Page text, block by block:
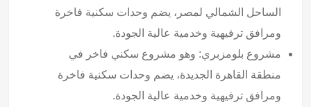
الساحل الشمالي لمصر، يضم وحدات سكنية فاخرة
ومرافق ترفيهية وخدمية عالية الجودة.
مشروع بلومزبري: وهو مشروع سكني فاخر في
منطقة القاهرة الجديدة، يضم وحدات سكنية فاخرة
ومرافق ترفيهية وخدمية عالية الجودة.